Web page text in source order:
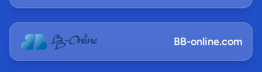
BB-online.com